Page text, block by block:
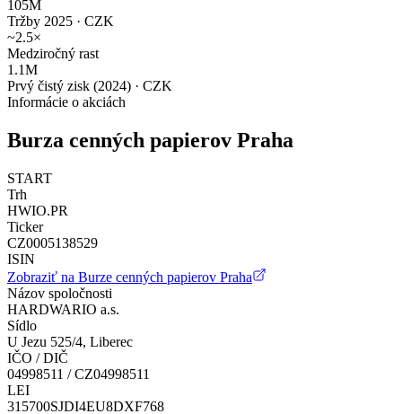
105M
Tržby 2025 · CZK
~2.5×
Medziročný rast
1.1M
Prvý čistý zisk (2024) · CZK
Informácie o akciách
Burza cenných papierov Praha
START
Trh
HWIO.PR
Ticker
CZ0005138529
ISIN
Zobraziť na Burze cenných papierov Praha
Názov spoločnosti
HARDWARIO a.s.
Sídlo
U Jezu 525/4, Liberec
IČO / DIČ
04998511 / CZ04998511
LEI
315700SJDI4EU8DXF768